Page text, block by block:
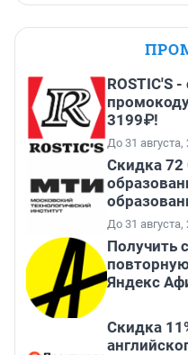
ROSTIC'S
3199₽!
До 31 августа,
Скидка
До 31 августа,
Получить
Яндекс
Скидка